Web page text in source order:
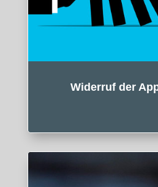
Widerruf der